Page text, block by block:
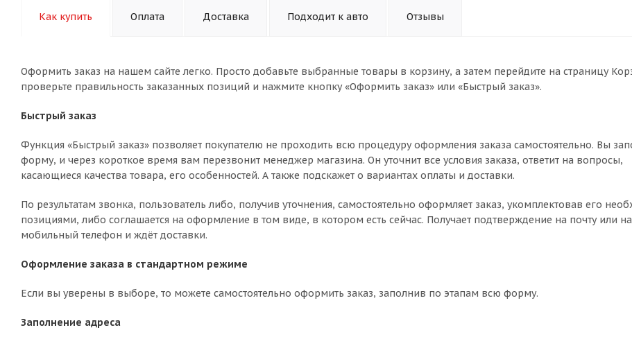
Как купить Оплата Доставка Подходит к авто Отзывы
Оформить заказ на нашем сайте легко. Просто добавьте выбранные товары в корзину, а затем перейдите на страницу
проверьте правильность заказанных позиций и нажмите кнопку «Оформить заказ» или «Быстрый заказ».
Быстрый заказ
Функция «Быстрый заказ» позволяет покупателю не проходить всю процедуру оформления заказа самостоятельно. Вы
форму, и через короткое время вам перезвонит менеджер магазина. Он уточнит все условия заказа, ответит на вопросы,
касающиеся качества товара, его особенностей. А также подскажет о вариантах оплаты и доставки.
По результатам звонка, пользователь либо, получив уточнения, самостоятельно оформляет заказ, укомплектовав его
позициями, либо соглашается на оформление в том виде, в котором есть сейчас. Получает подтверждение на почту или на
мобильный телефон и ждёт доставки.
Оформление заказа в стандартном режиме
Если вы уверены в выборе, то можете самостоятельно оформить заказ, заполнив по этапам всю форму.
Заполнение адреса